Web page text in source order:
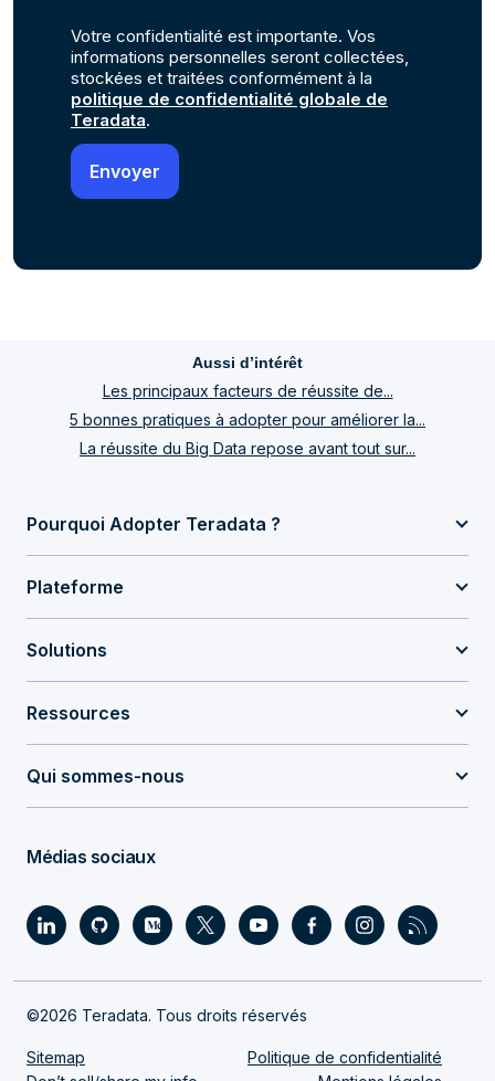
Votre confidentialité est importante. Vos
informations personnelles seront collectées,
stockées et traitées conformément à la
politique de confidentialité globale de
Teradata.
Aussi d’intérêt
Les principaux facteurs de réussite de...
5 bonnes pratiques à adopter pour améliorer la...
La réussite du Big Data repose avant tout sur...
Pourquoi Adopter Teradata ?
Plateforme
Solutions
Ressources
Qui sommes-nous
Médias sociaux
©2026 Teradata. Tous droits réservés
Sitemap
Politique de confidentialité